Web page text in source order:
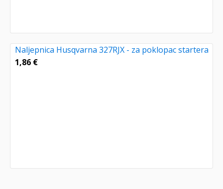
Naljepnica Husqvarna 327RJX - za poklopac startera
1,86 €